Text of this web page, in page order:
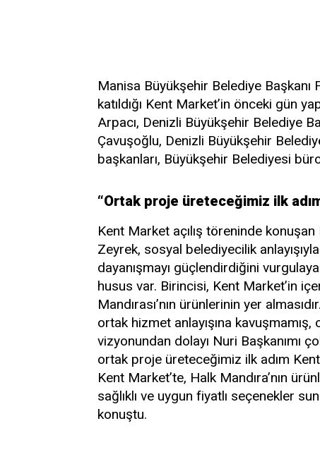
Manisa Büyükşehir Belediye
katıldığı Kent Market’in önceki gün
Arpacı, Denizli Büyükşehir Belediye
Çavuşoğlu, Denizli Büyükşehir
başkanları, Büyükşehir Belediyesi
“Ortak proje üreteceğimiz ilk
Kent Market açılış töreninde
Zeyrek, sosyal belediyecilik
dayanışmayı güçlendirdiğini
husus var. Birincisi, Kent Market’in
Mandırası’nın ürünlerinin yer
ortak hizmet anlayışına
vizyonundan dolayı Nuri Başkanımı
ortak proje üreteceğimiz ilk adım
Kent Market’te, Halk Mandıra’nın
sağlıklı ve uygun fiyatlı seçenekler
konuştu.